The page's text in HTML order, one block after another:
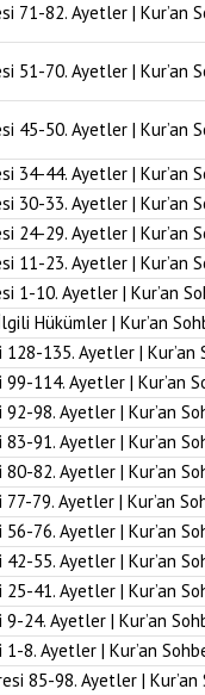
71-82. Ayetler | Kur’an
51-70. Ayetler | Kur’an
45-50. Ayetler | Kur’an
34-44. Ayetler | Kur’an
30-33. Ayetler | Kur’an
24-29. Ayetler | Kur’an
11-23. Ayetler | Kur’an
1-10. Ayetler | Kur’an
Hükümler | Kur’an
128-135. Ayetler | Kur’an
99-114. Ayetler | Kur’an
92-98. Ayetler | Kur’an
83-91. Ayetler | Kur’an
80-82. Ayetler | Kur’an
77-79. Ayetler | Kur’an
56-76. Ayetler | Kur’an
42-55. Ayetler | Kur’an
25-41. Ayetler | Kur’an
9-24. Ayetler | Kur’an
1-8. Ayetler | Kur’an
85-98. Ayetler |